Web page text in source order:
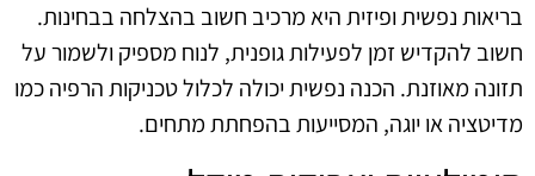
בריאות נפשית ופיזית היא מרכיב חשוב בהצלחה בבחינות.
חשוב להקדיש זמן לפעילות גופנית, לנוח מספיק ולשמור על
תזונה מאוזנת. הכנה נפשית יכולה לכלול טכניקות הרפיה כמו
מדיטציה או יוגה, המסייעות בהפחתת מתחים.